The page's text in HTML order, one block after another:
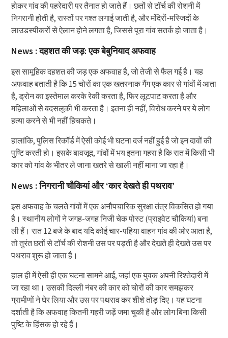
होकर गांव की पहरेदारी पर तैनात हो जाते हैं। छतों से टॉर्च की रोशनी में
निगरानी होती है, रास्तों पर गश्त लगाई जाती है, और मंदिरों-मस्जिदों के
लाउडस्पीकरों से ऐलान होने लगता है, जिससे पूरा गांव सतर्क हो जाता है।
News : दहशत की जड़: एक बेबुनियाद अफवाह
इस सामूहिक दहशत की जड़ एक अफवाह है, जो तेजी से फैल गई है। यह
अफवाह बताती है कि 15 चोरों का एक खतरनाक गैंग एक कार से गांवों में आता
है, ड्रोन का इस्तेमाल करके रेकी करता है, फिर लूटपाट करता है और
महिलाओं से बदसलूकी भी करता है। इतना ही नहीं, विरोध करने पर ये लोग
हत्या करने से भी नहीं हिचकते।
हालांकि, पुलिस रिकॉर्ड में ऐसी कोई भी घटना दर्ज नहीं हुई है जो इन दावों की
पुष्टि करती हो। इसके बावजूद, गांवों में भय इतना गहरा है कि रात में किसी भी
कार को गांव के भीतर ले जाना खतरे से खाली नहीं माना जा रहा है।
News : निगरानी चौकियां और ‘कार देखते ही पथराव’
इस अफवाह के चलते गांवों में एक अनौपचारिक सुरक्षा तंत्र विकसित हो गया
है। स्थानीय लोगों ने जगह-जगह निजी चेक पोस्ट (प्राइवेट चौकियां) बना
ली हैं। रात 12 बजे के बाद यदि कोई चार-पहिया वाहन गांव की ओर आता है,
तो तुरंत छतों से टॉर्च की रोशनी उस पर पड़ती है और देखते ही देखते उस पर
पथराव शुरू हो जाता है।
हाल ही में ऐसी ही एक घटना सामने आई, जहां एक युवक अपनी रिश्तेदारी में
जा रहा था। उसकी दिल्ली नंबर की कार को चोरों की कार समझकर
ग्रामीणों ने घेर लिया और उस पर पथराव कर शीशे तोड़ दिए। यह घटना
दर्शाती है कि अफवाह कितनी गहरी जड़ें जमा चुकी है और लोग बिना किसी
पुष्टि के हिंसक हो रहे हैं।